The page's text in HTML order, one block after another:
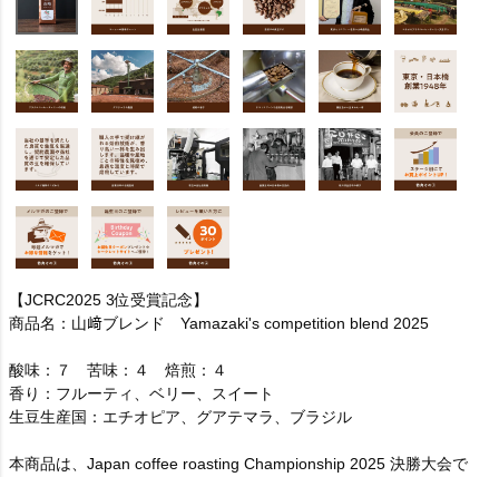
【JCRC2025 3位受賞記念】
商品名：山﨑ブレンド Yamazaki's competition blend 2025
酸味：７ 苦味：４ 焙煎：４
香り：フルーティ、ベリー、スイート
生豆生産国：エチオピア、グアテマラ、ブラジル
本商品は、Japan coffee roasting Championship 2025 決勝大会で